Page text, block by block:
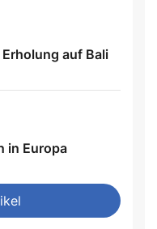
auf Bali
in Europa